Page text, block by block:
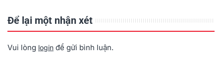
Để lại một nhận xét
Vui lòng login để gửi bình luận.